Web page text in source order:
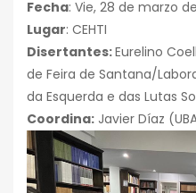
Fecha: Vie, 28 de marzo
Lugar: CEHTI
Disertantes:Eurelino
de Feira de Santana/
da Esquerda e das Lutas
Coordina: Javier Díaz